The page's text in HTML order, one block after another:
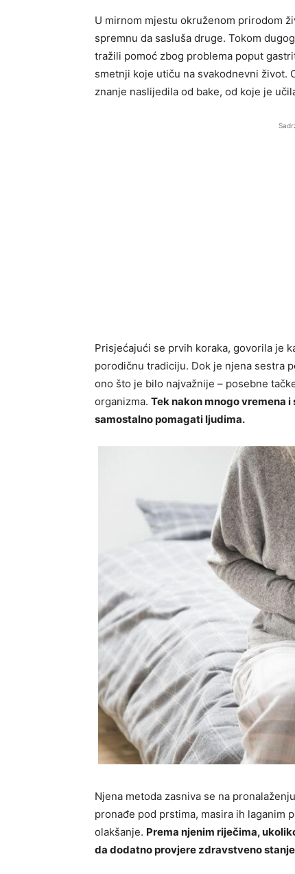
U mirnom mjestu okruženom prirodom
spremnu da sasluša druge. Tokom
tražili pomoć zbog problema poput
smetnji koje utiču na svakodnevni život.
znanje naslijedila od bake, od koje je
Prisjećajući se prvih koraka, govorila je
porodičnu tradiciju. Dok je njena sestra
ono što je bilo najvažnije – posebne
organizma. Tek nakon mnogo vremena
samostalno pomagati ljudima.
Njena metoda zasniva se na
pronađe pod prstima, masira ih laganim
olakšanje. Prema njenim riječima,
da dodatno provjere zdravstveno